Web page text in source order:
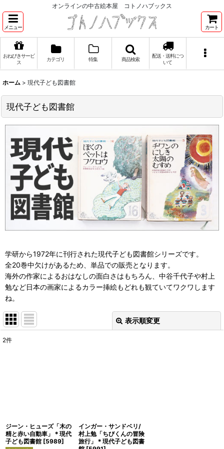
オンラインの中古絵本屋 コトノハブックス
メニュー カート
おねびきサービ
ス
カテゴリ 特集 商品検索
配送・送料につ
いて
ホーム > 現代子ども図書館
現代子ども図書館
学研から1972年に刊行された現代子ども図書館シリーズです。
全20巻中欠けがあるため、単品での販売となります。
海外の作家によるおはなしの面白さはもちろん、中谷千代子や村上
勉など日本の画家によるカラー挿絵もどれも観ていてワクワします
ね。
表示順変更
2件
ジーン・ヒューズ「木の
精と赤い自動車」＊現代
子ども図書館 [5989]
インガー・サンドベリ/
村上勉「ちびくんの冒険
旅行」＊現代子ども図書